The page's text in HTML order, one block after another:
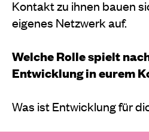
Kontakt zu ihnen bauen
eigenes Netzwerk auf.
Welche Rolle spielt
Entwicklung in eurem
Was ist Entwicklung für